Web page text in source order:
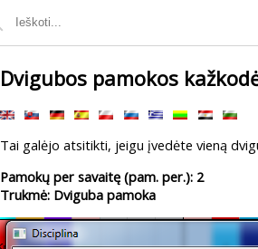
Dvigubos pamokos
Tai galėjo atsitikti, jeigu įvedėte vieną
Pamokų per savaitę (pam. per.): 2
Trukmė: Dviguba pamoka